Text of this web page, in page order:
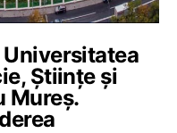
Științe și
Mureș.